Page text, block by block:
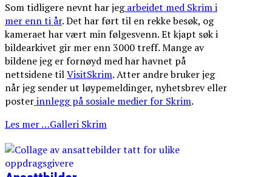
Som tidligere nevnt har jegarbeidet med Skrim i
mer enn ti år. Det har ført til en rekke besøk, og
kameraet har vært min følgesvenn. Et kjapt søk i
bildearkivet gir mer enn 3000 treff. Mange av
bildene jeg er fornøyd med har havnet på
nettsidene tilVisitSkrim. Atter andre bruker jeg
når jeg sender ut løypemeldinger, nyhetsbrev eller
posterinnlegg på sosiale medier for Skrim.
Les mer …Galleri Skrim